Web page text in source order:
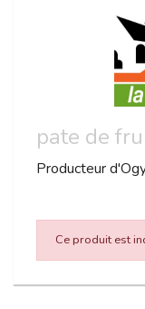
pate de
Producteur
Ce produit est